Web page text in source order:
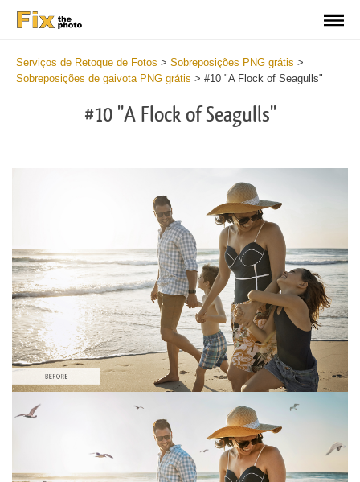
Serviços de Retoque de Fotos > Sobreposições PNG grátis >
Sobreposições de gaivota PNG grátis > #10 "A Flock of Seagulls"
#10 "A Flock of Seagulls"
Por favor selecione